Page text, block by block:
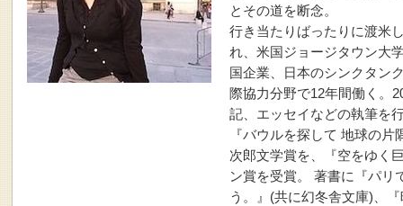
とその道を断念。
行き当たりばったりに渡米
れ、米国ジョージタウン大
国企業、日本のシンクタン
際協力分野で12年間働く。
記、エッセイなどの執筆を
『バウルを探して 地球の
次郎文学賞を、『空をゆく
ン賞を受賞。 著書に『パリ
う。』(共に幻冬舎文庫)、